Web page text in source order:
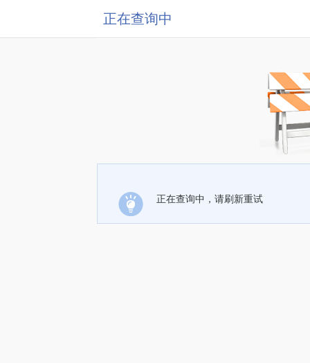
正在查询中
正在查询中，请刷新重试